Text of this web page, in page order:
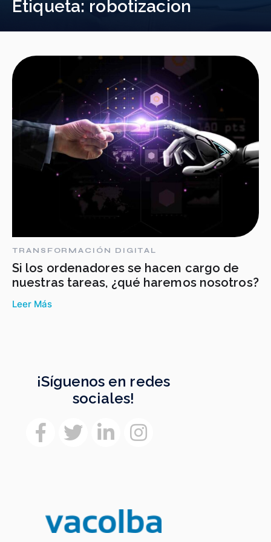
Etiqueta: robotizacion
TRANSFORMACIÓN DIGITAL
Si los ordenadores se hacen cargo de
nuestras tareas, ¿qué haremos nosotros?
Leer Más
¡Síguenos en redes
sociales!